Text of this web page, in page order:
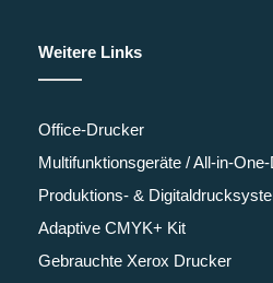
Weitere Links
Office-Drucker
Multifunktionsgeräte / All-in-
Produktions- &
Adaptive CMYK+ Kit
Gebrauchte Xerox Drucker